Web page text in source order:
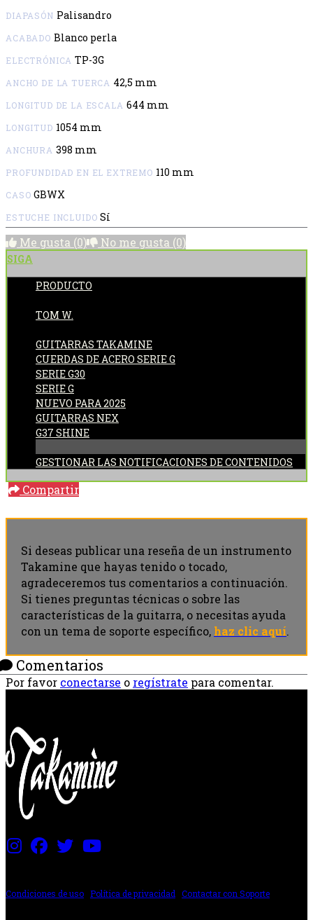
DIAPASÓN Palisandro
ACABADO Blanco perla
ELECTRÓNICA TP-3G
ANCHO DE LA TUERCA 42,5 mm
LONGITUD DE LA ESCALA 644 mm
LONGITUD 1054 mm
ANCHURA 398 mm
PROFUNDIDAD EN EL EXTREMO 110 mm
CASO GBWX
ESTUCHE INCLUIDO Sí
Me gusta (0) No me gusta (0)
SIGA
PRODUCTO
TOM W.
GUITARRAS TAKAMINE
CUERDAS DE ACERO SERIE G
SERIE G30
SERIE G
NUEVO PARA 2025
GUITARRAS NEX
G37 SHINE
GESTIONAR LAS NOTIFICACIONES DE CONTENIDOS
Compartir
Si deseas publicar una reseña de un instrumento
Takamine que hayas tenido o tocado,
agradeceremos tus comentarios a continuación.
Si tienes preguntas técnicas o sobre las
características de la guitarra, o necesitas ayuda
con un tema de soporte específico, haz clic aquí.
Comentarios
Por favor conectarse o regístrate para comentar.
Condiciones de uso Política de privacidad
Contactar con Soporte